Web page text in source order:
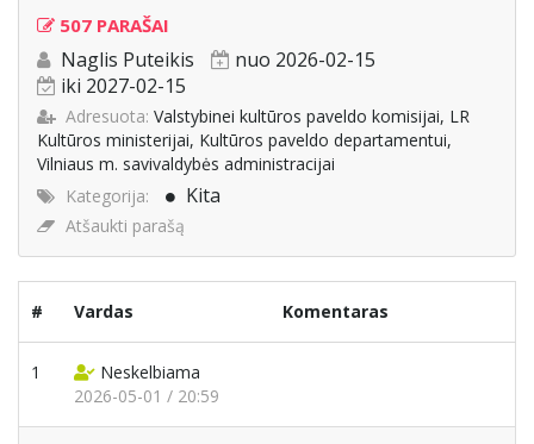
507 PARAŠAI
Naglis Puteikis
nuo 2026-02-15
iki 2027-02-15
Adresuota: Valstybinei kultūros paveldo komisijai, LR
Kultūros ministerijai, Kultūros paveldo departamentui,
Vilniaus m. savivaldybės administracijai
Kategorija:
Kita
Atšaukti parašą
# Vardas Komentaras
1
Neskelbiama
2026-05-01 / 20:59